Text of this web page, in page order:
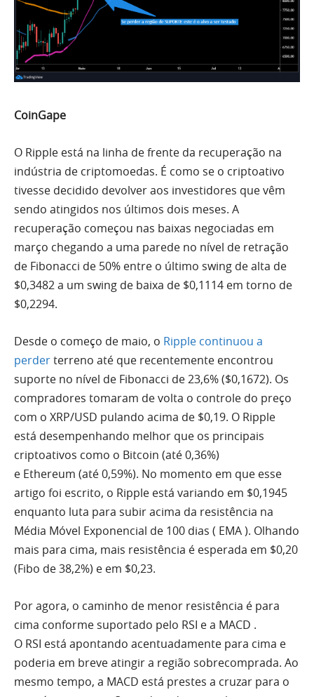
CoinGape
O Ripple está na linha de frente da recuperação na
indústria de criptomoedas. É como se o criptoativo
tivesse decidido devolveraos investidores que vêm
sendo atingidos nos últimos dois meses. A
recuperação começou nas baixas negociadas em
março chegando a uma parede no nível de retração
de Fibonacci de 50% entre o último swing dealta de
$0,3482 a um swing de baixa de $0,1114 em torno de
$0,2294.
Desde o começo de maio, o Ripple continuou a
perderterreno até que recentemente encontrou
suporte no nível de Fibonacci de 23,6% ($0,1672). Os
compradores tomaram de volta o controle do preço
com o XRP/USD pulando acima de $0,19. O Ripple
está desempenhando melhor que os principais
criptoativos como o Bitcoin (até 0,36%)
e Ethereum (até 0,59%). No momento em que esse
artigo foi escrito, o Ripple está variando em $0,1945
enquanto luta para subir acima da resistência na
Média Móvel Exponencial de 100 dias ( EMA). Olhando
mais para cima, mais resistência é esperada em $0,20
(Fibo de 38,2%) e em $0,23.
Por agora, o caminho de menor resistência é para
cima conforme suportado pelo RSI e a MACD .
O RSI está apontando acentuadamente para cima e
poderia em breve atingir a região sobrecomprada. Ao
mesmo tempo, a MACD está prestes a cruzar para o